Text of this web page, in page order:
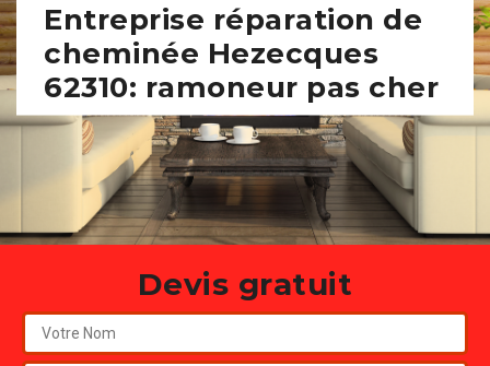
Entreprise réparation de
cheminée Hezecques
62310: ramoneur pas cher
Devis gratuit